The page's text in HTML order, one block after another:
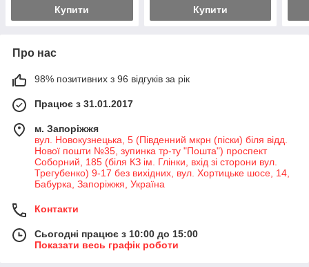
Купити Купити
Про нас
98% позитивних з 96 відгуків за рік
Працює з 31.01.2017
м. Запоріжжя
вул. Новокузнецька, 5 (Південний мкрн (піски) біля відд.
Нової пошти №35, зупинка тр-ту "Пошта") проспект
Соборний, 185 (біля КЗ ім. Глінки, вхід зі сторони вул.
Трегубенко) 9-17 без вихідних, вул. Хортицьке шосе, 14,
Бабурка, Запоріжжя, Україна
Контакти
Сьогодні працює з 10:00 до 15:00
Показати весь графік роботи